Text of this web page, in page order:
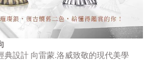
典設計 向雷蒙.洛威致敬的現代美學